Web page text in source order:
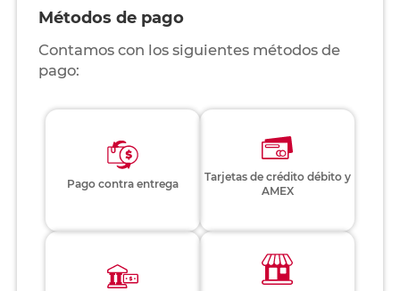
Métodos de pago
Contamos con los siguientes métodos de
pago:
Pago contra entrega
Tarjetas de crédito débito y
AMEX